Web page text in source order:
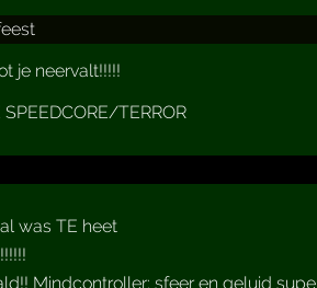
je neervalt!!!!!
TERROR
was TE heet
Mindcontroller: sfeer en geluid